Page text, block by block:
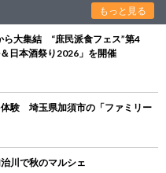
もっと見る
ら大集結 “庶民派食フェス”第4
日本酒祭り2026」を開催
験 埼玉県加須市の「ファミリー
川で秋のマルシェ